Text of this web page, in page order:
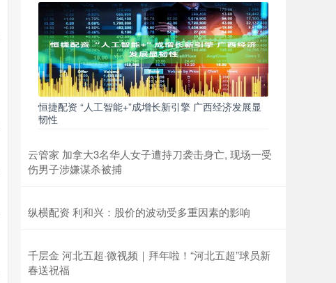
恒捷配资 “人工智能+”成增长新引擎 广西经济发展显
韧性
云管家 加拿大3名华人女子遭持刀袭击身亡, 现场一受
伤男子涉嫌谋杀被捕
纵横配资 利和兴：股价的波动受多重因素的影响
千层金 河北五超·微视频｜拜年啦！“河北五超”球员新
春送祝福